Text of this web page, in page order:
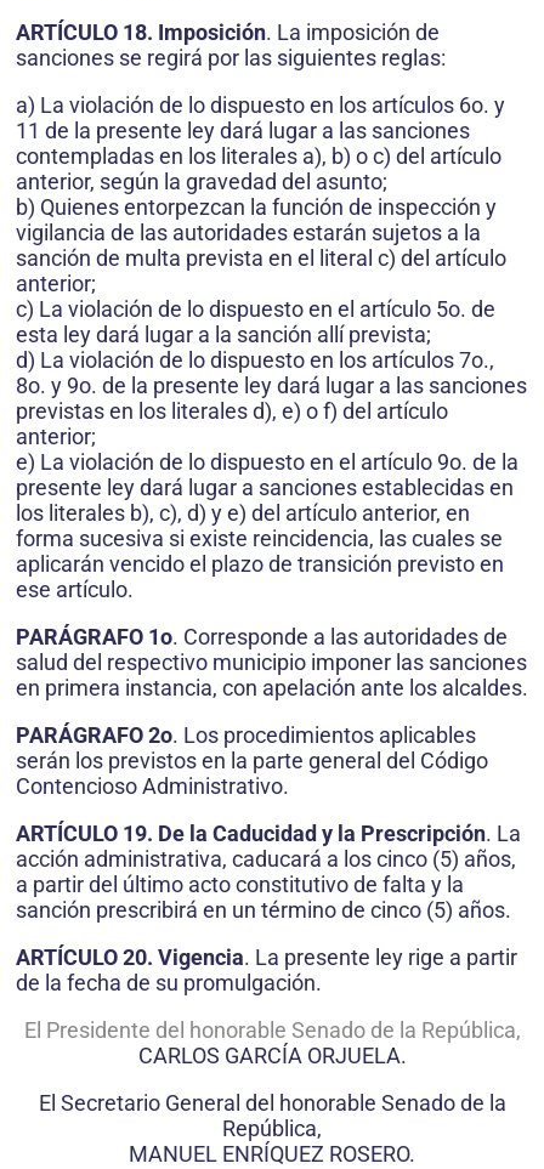
ARTÍCULO 18. Imposición. La imposición de
sanciones se regirá por las siguientes reglas:
a) La violación de lo dispuesto en los artículos 6o. y
11 de la presente ley dará lugar a las sanciones
contempladas en los literales a), b) o c) del artículo
anterior, según la gravedad del asunto;
b) Quienes entorpezcan la función de inspección y
vigilancia de las autoridades estarán sujetos a la
sanción de multa prevista en el literal c) del artículo
anterior;
c) La violación de lo dispuesto en el artículo 5o. de
esta ley dará lugar a la sanción allí prevista;
d) La violación de lo dispuesto en los artículos 7o.,
8o. y 9o. de la presente ley dará lugar a las sanciones
previstas en los literales d), e) o f) del artículo
anterior;
e) La violación de lo dispuesto en el artículo 9o. de la
presente ley dará lugar a sanciones establecidas en
los literales b), c), d) y e) del artículo anterior, en
forma sucesiva si existe reincidencia, las cuales se
aplicarán vencido el plazo de transición previsto en
ese artículo.
PARÁGRAFO 1o. Corresponde a las autoridades de
salud del respectivo municipio imponer las sanciones
en primera instancia, con apelación ante los alcaldes.
PARÁGRAFO 2o. Los procedimientos aplicables
serán los previstos en la parte general del Código
Contencioso Administrativo.
ARTÍCULO 19. De la Caducidad y la Prescripción. La
acción administrativa, caducará a los cinco (5) años,
a partir del último acto constitutivo de falta y la
sanción prescribirá en un término de cinco (5) años.
ARTÍCULO 20. Vigencia. La presente ley rige a partir
de la fecha de su promulgación.
El Presidente del honorable Senado de la República,
CARLOS GARCÍA ORJUELA.
El Secretario General del honorable Senado de la
República,
MANUEL ENRÍQUEZ ROSERO.